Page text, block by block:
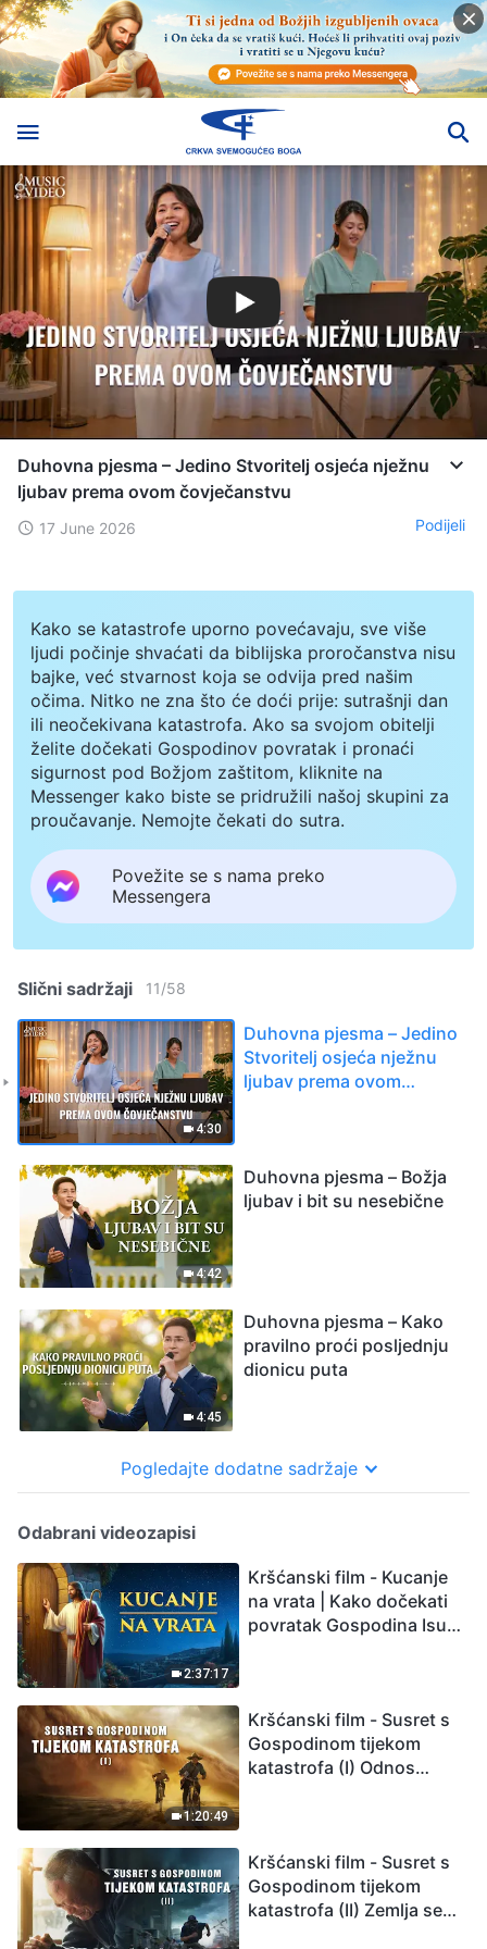
Duhovna pjesma – Jedino Stvoritelj osjeća nježnu
ljubav prema ovom čovječanstvu
17 June 2026 Podijeli
Kako se katastrofe uporno povećavaju, sve više
ljudi počinje shvaćati da biblijska proročanstva nisu
bajke, već stvarnost koja se odvija pred našim
očima. Nitko ne zna što će doći prije: sutrašnji dan
ili neočekivana katastrofa. Ako sa svojom obitelji
želite dočekati Gospodinov povratak i pronaći
sigurnost pod Božjom zaštitom, kliknite na
Messenger kako biste se pridružili našoj skupini za
proučavanje. Nemojte čekati do sutra.
Povežite se s nama preko
Messengera
Slični sadržaji 11/58
4:30
Duhovna pjesma – Jedino
Stvoritelj osjeća nježnu
ljubav prema ovom
4:42
Duhovna pjesma – Božja
ljubav i bit su nesebične
4:45
Duhovna pjesma – Kako
pravilno proći posljednju
dionicu puta
Pogledajte dodatne sadržaje
Odabrani videozapisi
2:37:17
Kršćanski film - Kucanje
na vrata | Kako dočekati
povratak Gospodina Isusa
1:20:49
Kršćanski film - Susret s
Gospodinom tijekom
katastrofa (I) Odnos
Kršćanski film - Susret s
Gospodinom tijekom
katastrofa (II) Zemlja se